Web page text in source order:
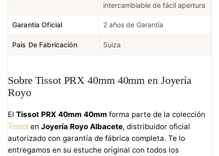
intercambiable de fácil apertura
Garantía Oficial 2 años de Garantía
País De Fabricación Suiza
Sobre Tissot PRX 40mm 40mm en Joyería
Royo
El Tissot PRX 40mm 40mm forma parte de la colección
Tissot en Joyería Royo Albacete, distribuidor oficial
autorizado con garantía de fábrica completa. Te lo
entregamos en su estuche original con todos los